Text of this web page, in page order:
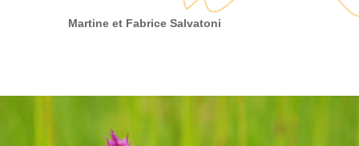
Martine et Fabrice Salvatoni